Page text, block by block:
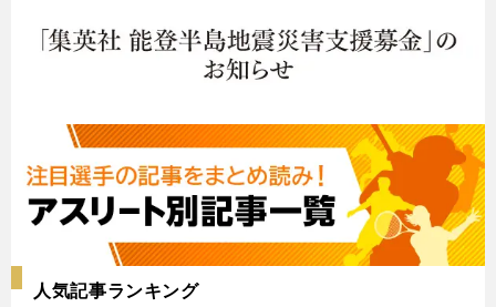
人気記事ランキング